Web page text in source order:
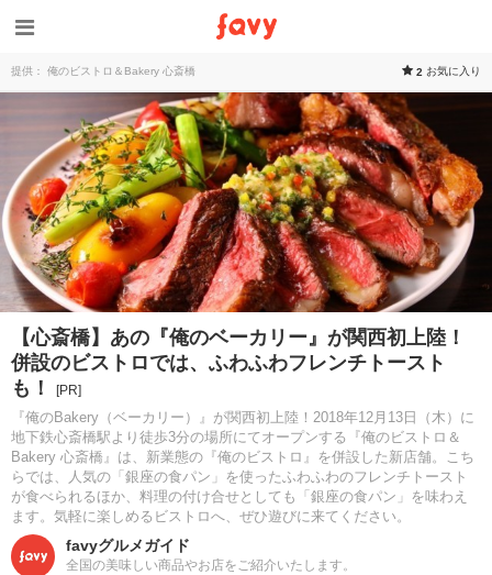
提供： 俺のビストロ＆Bakery 心斎橋 2 お気に入り
【心斎橋】あの『俺のベーカリー』が関西初上陸！
併設のビストロでは、ふわふわフレンチトースト
も！
[PR]
『俺のBakery（ベーカリー）』が関西初上陸！2018年12月13日（木）に
地下鉄心斎橋駅より徒歩3分の場所にてオープンする『俺のビストロ＆
Bakery 心斎橋』は、新業態の『俺のビストロ』を併設した新店舗。こち
らでは、人気の「銀座の食パン」を使ったふわふわのフレンチトースト
が食べられるほか、料理の付け合せとしても「銀座の食パン」を味わえ
ます。気軽に楽しめるビストロへ、ぜひ遊びに来てください。
favyグルメガイド
全国の美味しい商品やお店をご紹介いたします。